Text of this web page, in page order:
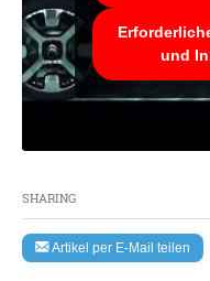
SHARING
Artikel per E-Mail teilen
und